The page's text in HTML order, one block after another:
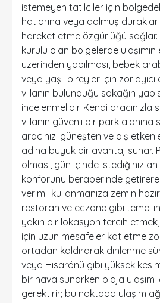
istemeyen tatilciler için
hatlarına veya dolmuş
hareket etme özgürlüğü
kurulu olan bölgelerde
üzerinden yapılması, bebek
veya yaşlı bireyler için
villanın bulunduğu sokağın
incelenmelidir. Kendi aracınızla
villanın güvenli bir park alanına
aracınızı güneşten ve dış
adına büyük bir avantaj sunar.
olması, gün içinde istediğiniz
konforunu beraberinde
verimli kullanmanıza zemin
restoran ve eczane gibi temel
yakın bir lokasyon tercih
için uzun mesafeler kat etme
ortadan kaldırarak dinlenme
veya Hisarönü gibi yüksek
bir hava sunarken plaja ulaşım
gerektirir; bu noktada ulaşım